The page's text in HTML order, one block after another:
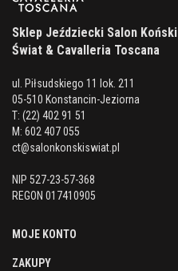
Sklep Jeździecki Salon Koński
Świat & Cavalleria Toscana
ul. Piłsudskiego 11 lok. 211
05-510 Konstancin-Jeziorna
T: (22) 402 91 51
M: 602 407 055
ct@salonkonskiswiat.pl
NIP 527-23-57-368
REGON 017410905
MOJE KONTO
ZAKUPY